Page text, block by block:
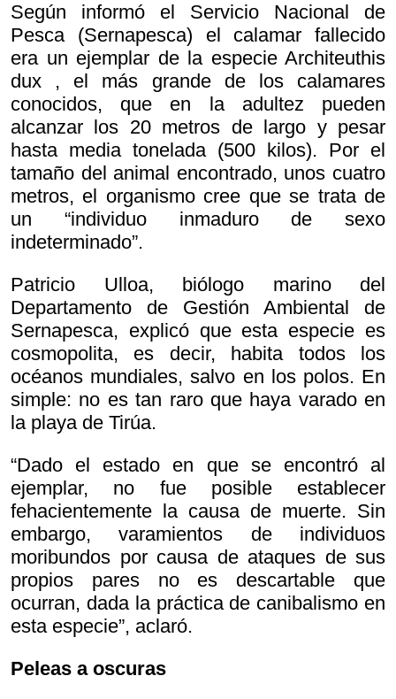
Según informó el Servicio Nacional de
Pesca (Sernapesca) el calamar fallecido
era un ejemplar de la especie Architeuthis
dux , el más grande de los calamares
conocidos, que en la adultez pueden
alcanzar los 20 metros de largo y pesar
hasta media tonelada (500 kilos). Por el
tamaño del animal encontrado, unos cuatro
metros, el organismo cree que se trata de
un “individuo inmaduro de sexo
indeterminado”.
Patricio Ulloa, biólogo marino del
Departamento de Gestión Ambiental de
Sernapesca, explicó que esta especie es
cosmopolita, es decir, habita todos los
océanos mundiales, salvo en los polos. En
simple: no es tan raro que haya varado en
la playa de Tirúa.
“Dado el estado en que se encontró al
ejemplar, no fue posible establecer
fehacientemente la causa de muerte. Sin
embargo, varamientos de individuos
moribundos por causa de ataques de sus
propios pares no es descartable que
ocurran, dada la práctica de canibalismo en
esta especie”, aclaró.
Peleas a oscuras